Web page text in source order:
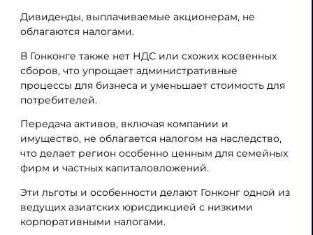
Дивиденды, выплачиваемые акционерам, не
облагаются налогами.
В Гонконге также нет НДС или схожих косвенных
сборов, что упрощает административные
процессы для бизнеса и уменьшает стоимость для
потребителей.
Передача активов, включая компании и
имущество, не облагается налогом на наследство,
что делает регион особенно ценным для семейных
фирм и частных капиталовложений.
Эти льготы и особенности делают Гонконг одной из
ведущих азиатских юрисдикцией с низкими
корпоративными налогами.